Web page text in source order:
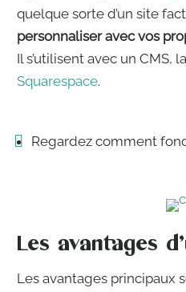
quelque sorte d’un site
personnaliser avec vos
Il s’utilisent avec un CMS,
Squarespace.
Regardez comment
Les avantages
Les avantages principaux